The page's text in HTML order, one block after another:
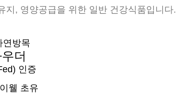
지, 영양공급을 위한 일반 건강식품입니다.
연방목
더
인증
웰 초유